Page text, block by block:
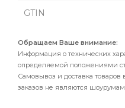
GTIN
Обращаем Ваше внимание:
Информация о технических
определяемой положениями
Самовывоз и доставка
заказов не являются